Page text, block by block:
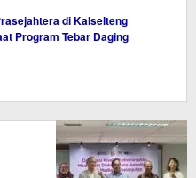
di Kalselteng
Program Tebar Daging